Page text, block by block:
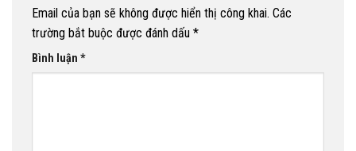
Email của bạn sẽ không được hiển thị công khai. Các
trường bắt buộc được đánh dấu *
Bình luận *